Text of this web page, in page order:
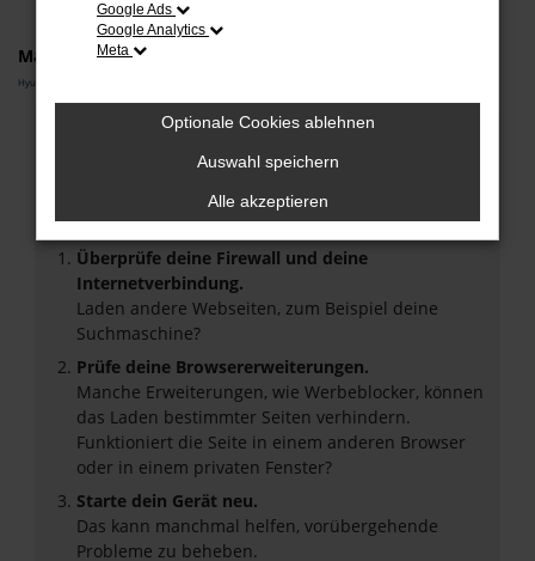
Marken
Hyundai
Fehler: Network Error
Beim Laden ist ein Fehler aufgetreten.
Hier sind ein paar Tipps, die dir helfen können:
Überprüfe deine Firewall und deine
Internetverbindung.
Laden andere Webseiten, zum Beispiel deine
Suchmaschine?
Prüfe deine Browsererweiterungen.
Manche Erweiterungen, wie Werbeblocker, können
das Laden bestimmter Seiten verhindern.
Funktioniert die Seite in einem anderen Browser
oder in einem privaten Fenster?
Starte dein Gerät neu.
Das kann manchmal helfen, vorübergehende
Probleme zu beheben.
Google Ads
Google Analytics
Meta
Optionale Cookies ablehnen
Auswahl speichern
Alle akzeptieren